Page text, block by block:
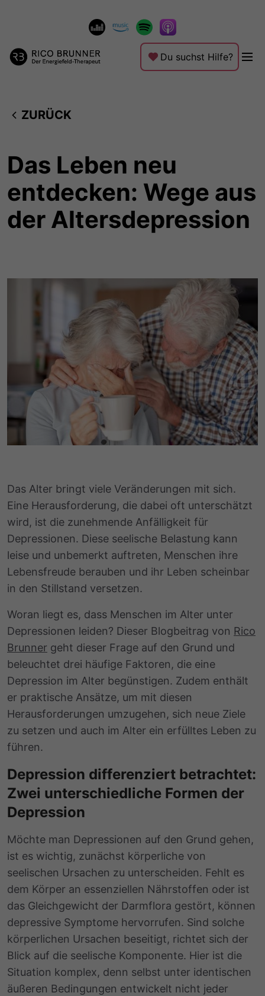
Du suchst Hilfe?
ZURÜCK
Das Leben neu
entdecken: Wege aus
der Altersdepression
Das Alter bringt viele Veränderungen mit sich.
Eine Herausforderung, die dabei oft unterschätzt
wird, ist die zunehmende Anfälligkeit für
Depressionen. Diese seelische Belastung kann
leise und unbemerkt auftreten, Menschen ihre
Lebensfreude berauben und ihr Leben scheinbar
in den Stillstand versetzen.
Woran liegt es, dass Menschen im Alter unter
Depressionen leiden? Dieser Blogbeitrag von Rico
Brunner geht dieser Frage auf den Grund und
beleuchtet drei häufige Faktoren, die eine
Depression im Alter begünstigen. Zudem enthält
er praktische Ansätze, um mit diesen
Herausforderungen umzugehen, sich neue Ziele
zu setzen und auch im Alter ein erfülltes Leben zu
führen.
Depression differenziert betrachtet:
Zwei unterschiedliche Formen der
Depression
Möchte man Depressionen auf den Grund gehen,
ist es wichtig, zunächst körperliche von
seelischen Ursachen zu unterscheiden. Fehlt es
dem Körper an essenziellen Nährstoffen oder ist
das Gleichgewicht der Darmflora gestört, können
depressive Symptome hervorrufen. Sind solche
körperlichen Ursachen beseitigt, richtet sich der
Blick auf die seelische Komponente. Hier ist die
Situation komplex, denn selbst unter identischen
äußeren Bedingungen entwickelt nicht jeder